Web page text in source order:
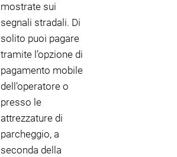
mostrate sui
segnali stradali. Di
solito puoi pagare
tramite l’opzione di
pagamento mobile
dell’operatore o
presso le
attrezzature di
parcheggio, a
seconda della